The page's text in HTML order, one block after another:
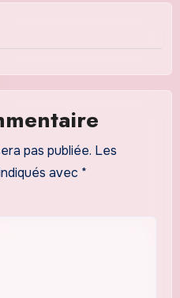
pas publiée. Les
avec *